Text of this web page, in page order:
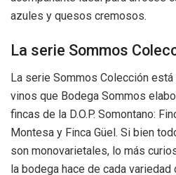
azules y quesos cremosos.
La serie Sommos
La serie Sommos Colección
vinos que Bodega Sommos
fincas de la D.O.P. Somontano:
Montesa y Finca Güel. Si bien
son monovarietales, lo más
la bodega hace de cada